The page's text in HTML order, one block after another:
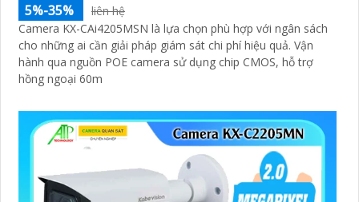
5%-35%
liên hệ
Camera KX-CAi4205MSN là lựa chọn phù hợp với ngân sách
cho những ai cần giải pháp giám sát chi phí hiệu quả. Vận
hành qua nguồn POE camera sử dụng chip CMOS, hỗ trợ
hồng ngoại 60m